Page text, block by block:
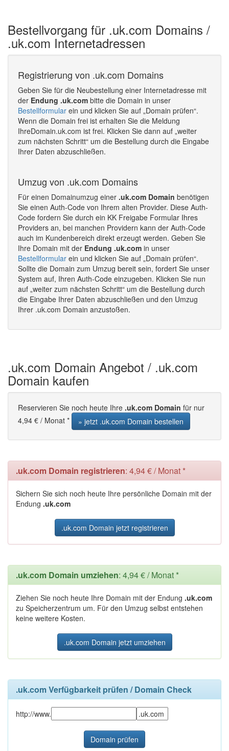
Bestellvorgang für .uk.com Domains /
.uk.com Internetadressen
Registrierung von .uk.com Domains
Geben Sie für die Neubestellung einer Internetadresse mit
der Endung .uk.com bitte die Domain in unser
Bestellformular ein und klicken Sie auf „Domain prüfen“.
Wenn die Domain frei ist erhalten Sie die Meldung
IhreDomain.uk.com ist frei. Klicken Sie dann auf „weiter
zum nächsten Schritt“ um die Bestellung durch die Eingabe
Ihrer Daten abzuschließen.
Umzug von .uk.com Domains
Für einen Domainumzug einer .uk.com Domain benötigen
Sie einen Auth-Code von Ihrem alten Provider. Diese Auth-
Code fordern Sie durch ein KK Freigabe Formular Ihres
Providers an, bei manchen Providern kann der Auth-Code
auch im Kundenbereich direkt erzeugt werden. Geben Sie
Ihre Domain mit der Endung .uk.com in unser
Bestellformular ein und klicken Sie auf „Domain prüfen“.
Sollte die Domain zum Umzug bereit sein, fordert Sie unser
System auf, Ihren Auth-Code einzugeben. Klicken Sie nun
auf „weiter zum nächsten Schritt“ um die Bestellung durch
die Eingabe Ihrer Daten abzuschließen und den Umzug
Ihrer .uk.com Domain anzustoßen.
.uk.com Domain Angebot / .uk.com
Domain kaufen
Reservieren Sie noch heute Ihre .uk.com Domain für nur
4,94 € / Monat *
» jetzt .uk.com Domain bestellen
.uk.com Domain registrieren: 4,94 € / Monat *
Sichern Sie sich noch heute Ihre persönliche Domain mit der
Endung .uk.com
.uk.com Domain jetzt registrieren
.uk.com Domain umziehen: 4,94 € / Monat *
Ziehen Sie noch heute Ihre Domain mit der Endung .uk.com
zu Speicherzentrum um. Für den Umzug selbst entstehen
keine weitere Kosten.
.uk.com Domain jetzt umziehen
.uk.com Verfügbarkeit prüfen / Domain Check
http://www.